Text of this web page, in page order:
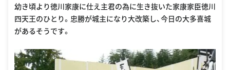
幼き頃より徳川家康に仕え主君の為に生き抜いた家康家臣徳川
四天王のひとり。忠勝が城主になり大改築し、今日の大多喜城
があるそうです。